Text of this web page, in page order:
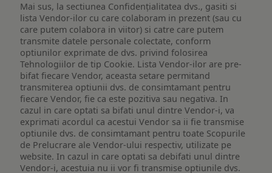
Mai sus, la sectiunea Confidențialitatea dvs., gasiti si
lista Vendor-ilor cu care colaboram in prezent (sau cu
care putem colabora in viitor) si catre care putem
transmite datele personale colectate, conform
optiunilor exprimate de dvs. privind folosirea
Tehnologiilor de tip Cookie. Lista Vendor-ilor are pre-
bifat fiecare Vendor, aceasta setare permitand
transmiterea optiunii dvs. de consimtamant pentru
fiecare Vendor, fie ca este pozitiva sau negativa. In
cazul in care optati sa bifati unul dintre Vendor-i, va
exprimati acordul ca acestui Vendor sa ii fie transmise
optiunile dvs. de consimtamant pentru toate Scopurile
de Prelucrare ale Vendor-ului respectiv, utilizate pe
website. In cazul in care optati sa debifati unul dintre
Vendor-i, acestuia nu ii vor fi transmise optiunile dvs.